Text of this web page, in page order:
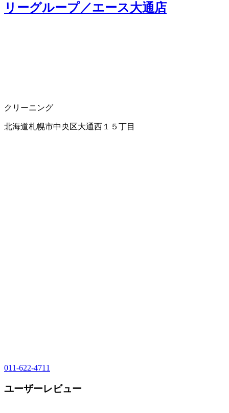
リーグループ／エース大通店
クリーニング
北海道札幌市中央区大通西１５丁目
011-622-4711
ユーザーレビュー